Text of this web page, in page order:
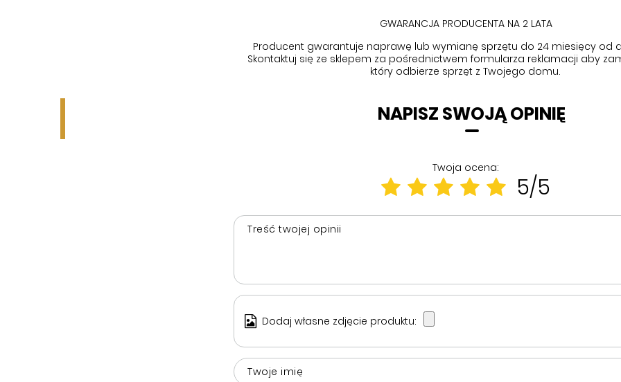
GWARANCJA PRODUCENTA NA 2 LATA
Producent gwarantuje naprawę lub wymianę sprzętu do 24 miesięcy od
Skontaktuj się ze sklepem za pośrednictwem formularza reklamacji aby
który odbierze sprzęt z Twojego domu.
NAPISZ SWOJĄ OPINIĘ
Twoja ocena:
5/5
Treść twojej opinii
Dodaj własne zdjęcie produktu:
Twoje imię